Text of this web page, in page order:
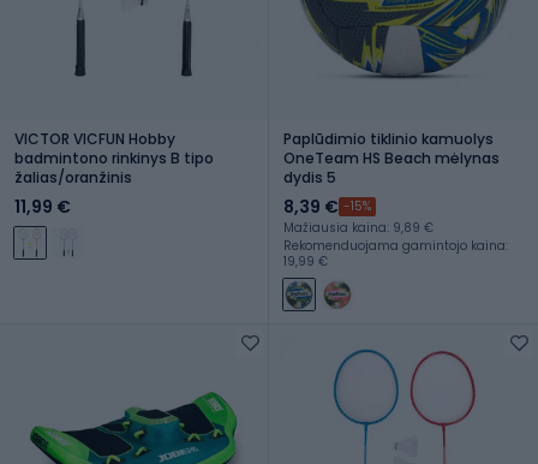
VICTOR VICFUN Hobby
badmintono rinkinys B tipo
žalias/oranžinis
11,99 €
Paplūdimio tiklinio kamuolys
OneTeam HS Beach mėlynas
dydis 5
8,39 € -15%
Mažiausia kaina: 9,89 €
Rekomenduojama gamintojo kaina:
19,99 €